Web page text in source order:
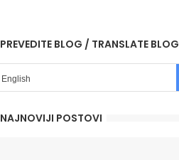
PREVEDITE BLOG / TRANSLATE BLOG
NAJNOVIJI POSTOVI